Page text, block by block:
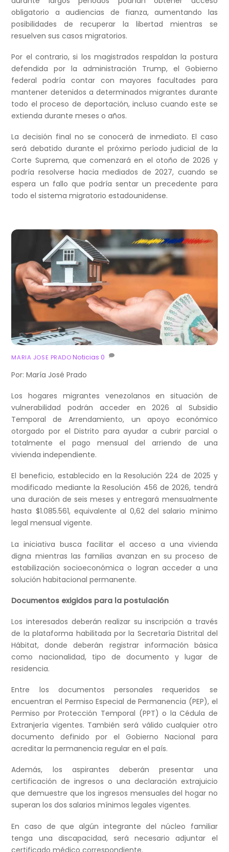
obligatorio a audiencias de fianza, aumentando las
posibilidades de recuperar la libertad mientras se
resuelven sus casos migratorios.
Por el contrario, si los magistrados respaldan la postura
defendida por la administración Trump, el Gobierno
federal podría contar con mayores facultades para
mantener detenidos a determinados migrantes durante
todo el proceso de deportación, incluso cuando este se
extienda durante meses o años.
La decisión final no se conocerá de inmediato. El caso
será debatido durante el próximo período judicial de la
Corte Suprema, que comenzará en el otoño de 2026 y
podría resolverse hacia mediados de 2027, cuando se
espera un fallo que podría sentar un precedente para
todo el sistema migratorio estadounidense.
MARIA JOSE PRADO Noticias 0
Por: María José Prado
Los hogares migrantes venezolanos en situación de
vulnerabilidad podrán acceder en 2026 al Subsidio
Temporal de Arrendamiento, un apoyo económico
otorgado por el Distrito para ayudar a cubrir parcial o
totalmente el pago mensual del arriendo de una
vivienda independiente.
El beneficio, establecido en la Resolución 224 de 2025 y
modificado mediante la Resolución 456 de 2026, tendrá
una duración de seis meses y entregará mensualmente
hasta $1.085.561, equivalente al 0,62 del salario mínimo
legal mensual vigente.
La iniciativa busca facilitar el acceso a una vivienda
digna mientras las familias avanzan en su proceso de
estabilización socioeconómica o logran acceder a una
solución habitacional permanente.
Documentos exigidos para la postulación
Los interesados deberán realizar su inscripción a través
de la plataforma habilitada por la Secretaría Distrital del
Hábitat, donde deberán registrar información básica
como nacionalidad, tipo de documento y lugar de
residencia.
Entre los documentos personales requeridos se
encuentran el Permiso Especial de Permanencia (PEP), el
Permiso por Protección Temporal (PPT) o la Cédula de
Extranjería vigentes. También será válido cualquier otro
documento definido por el Gobierno Nacional para
acreditar la permanencia regular en el país.
Además, los aspirantes deberán presentar una
certificación de ingresos o una declaración extrajuicio
que demuestre que los ingresos mensuales del hogar no
superan los dos salarios mínimos legales vigentes.
En caso de que algún integrante del núcleo familiar
tenga una discapacidad, será necesario adjuntar el
certificado médico correspondiente.